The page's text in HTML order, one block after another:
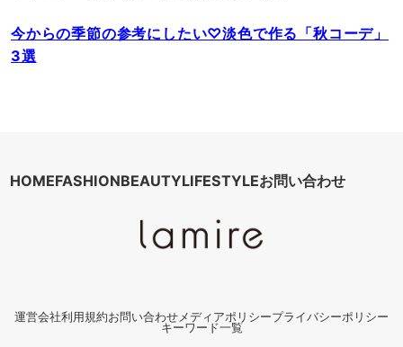
今からの季節の参考にしたい♡淡色で作る「秋コーデ」
3選
HOMEFASHIONBEAUTYLIFESTYLEお問い合わせ
運営会社利用規約お問い合わせ メディアポリシープライバシーポリシー
キーワード一覧